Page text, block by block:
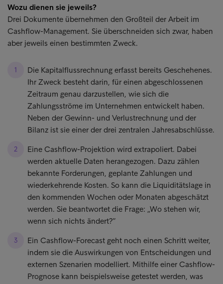
Wozu dienen sie jeweils?
Drei Dokumente übernehmen den Großteil der Arbeit im
Cashflow-Management. Sie überschneiden sich zwar, haben
aber jeweils einen bestimmten Zweck.
Die Kapitalflussrechnung erfasst bereits Geschehenes.
Ihr Zweck besteht darin, für einen abgeschlossenen
Zeitraum genau darzustellen, wie sich die
Zahlungsströme im Unternehmen entwickelt haben.
Neben der Gewinn- und Verlustrechnung und der
Bilanz ist sie einer der drei zentralen Jahresabschlüsse.
Eine Cashflow-Projektion wird extrapoliert. Dabei
werden aktuelle Daten herangezogen. Dazu zählen
bekannte Forderungen, geplante Zahlungen und
wiederkehrende Kosten. So kann die Liquiditätslage in
den kommenden Wochen oder Monaten abgeschätzt
werden. Sie beantwortet die Frage: „Wo stehen wir,
wenn sich nichts ändert?”
Ein Cashflow-Forecast geht noch einen Schritt weiter,
indem sie die Auswirkungen von Entscheidungen und
externen Szenarien modelliert. Mithilfe einer Cashflow-
Prognose kann beispielsweise getestet werden, was